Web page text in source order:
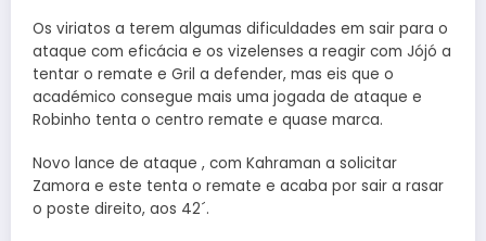
Os viriatos a terem algumas dificuldades em sair para o
ataque com eficácia e os vizelenses a reagir com Jójó a
tentar o remate e Gril a defender, mas eis que o
académico consegue mais uma jogada de ataque e
Robinho tenta o centro remate e quase marca.
Novo lance de ataque , com Kahraman a solicitar
Zamora e este tenta o remate e acaba por sair a rasar
o poste direito, aos 42´.